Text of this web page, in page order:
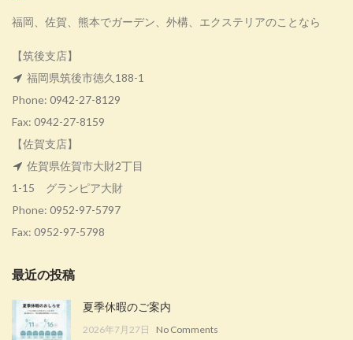
福岡、佐賀、熊本でガーデン、外構、エクステリアのことなら
【筑後支店】
福岡県筑後市徳久188-1
Phone: 0942-27-8129
Fax: 0942-27-8159
【佐賀支店】
佐賀県佐賀市大財2丁目
1-15 グランピア大財
Phone: 0952-97-5797
Fax: 0952-97-5798
最近の投稿
夏季休暇のご案内
2026年7月27日 No Comments